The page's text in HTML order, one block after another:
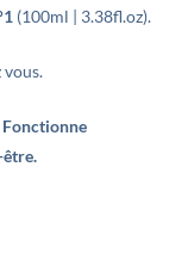
(100ml | 3.38fl.oz).
vous.
Fonctionne